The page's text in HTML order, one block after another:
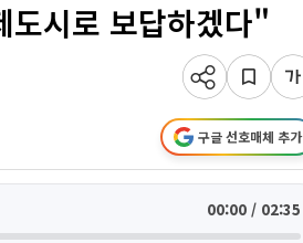
시로 보답하겠다"
구글 선호매체 추가
00:00 / 02:35